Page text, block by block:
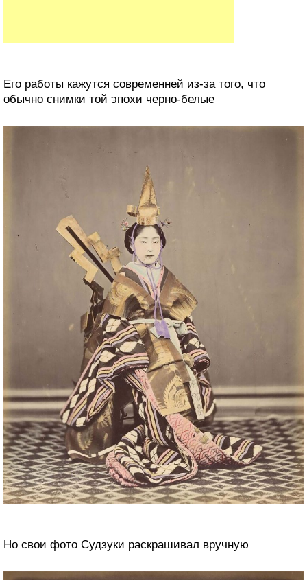
Его работы кажутся современней из-за того, что
обычно снимки той эпохи черно-белые
Но свои фото Судзуки раскрашивал вручную